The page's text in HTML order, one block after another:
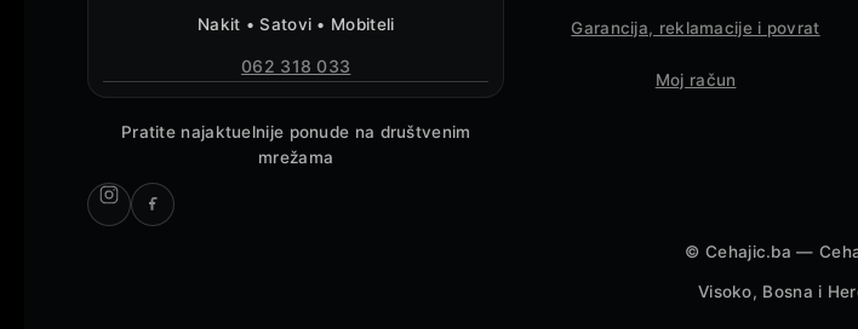
Nakit • Satovi • Mobiteli
062 318 033
Pratite najaktuelnije ponude na društvenim
mrežama
Garancija, reklamacije i povrat
Moj račun
©Cehajic.ba —
Visoko, Bosna i